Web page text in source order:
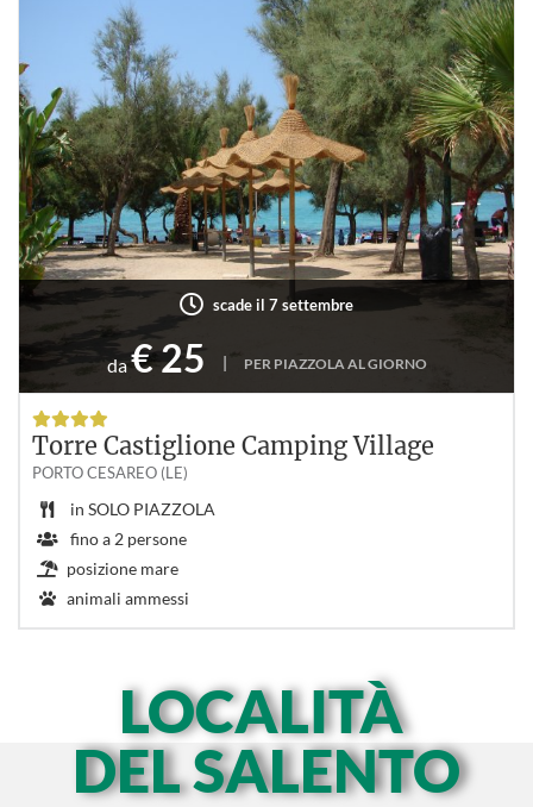
scade il 7 settembre
da€ 25 | PER PIAZZOLA AL GIORNO
Torre Castiglione Camping Village
PORTO CESAREO (LE)
in SOLO PIAZZOLA
fino a 2 persone
posizione mare
animali ammessi
LOCALITÀ
DEL SALENTO